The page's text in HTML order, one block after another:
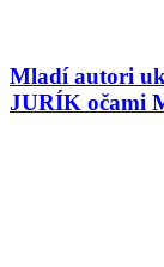
Mladí autori
JURÍK očami